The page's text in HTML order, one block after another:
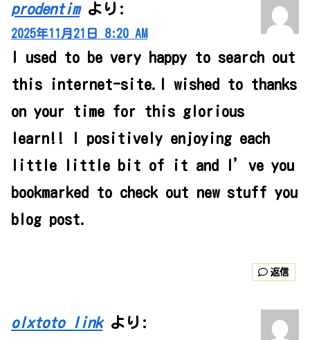
prodentim より:
2025年11月21日 8:20 AM
I used to be very happy to search out
this internet-site.I wished to thanks
on your time for this glorious
learn!! I positively enjoying each
little little bit of it and I’ve you
bookmarked to check out new stuff you
blog post.
返信
olxtoto link より: